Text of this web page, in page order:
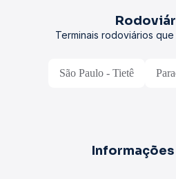
Terminais rodoviários que
São Paulo - Tietê